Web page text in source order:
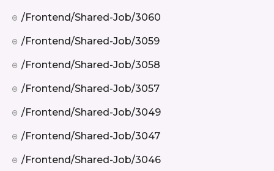
/frontend/shared-Job/3060
/frontend/shared-Job/3059
/frontend/shared-Job/3058
/frontend/shared-Job/3057
/frontend/shared-Job/3049
/frontend/shared-Job/3047
/frontend/shared-Job/3046